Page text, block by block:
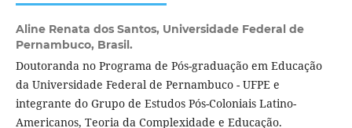
Aline Renata dos Santos, Universidade Federal de
Pernambuco, Brasil.
Doutoranda no Programa de Pós-graduação em Educação
da Universidade Federal de Pernambuco - UFPE e
integrante do Grupo de Estudos Pós-Coloniais Latino-
Americanos, Teoria da Complexidade e Educação.